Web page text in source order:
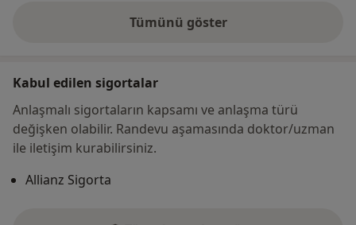
Tümünü göster
adres hakkında
Kabul edilen sigortalar
Anlaşmalı sigortaların kapsamı ve anlaşma türü
değişken olabilir. Randevu aşamasında doktor/uzman
ile iletişim kurabilirsiniz.
Allianz Sigorta